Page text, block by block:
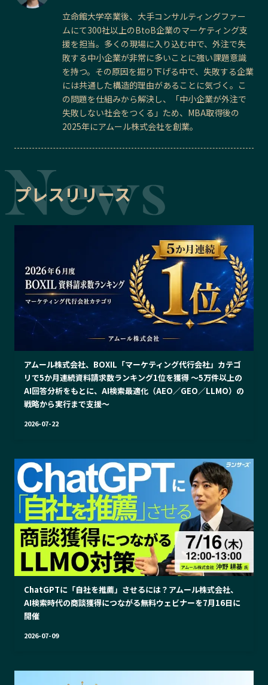
立命館大学卒業後、大手コンサルティングファー
ムにて300社以上のBtoB企業のマーケティング支
援を担当。多くの現場に入り込む中で、外注で失
敗する中小企業が非常に多いことに強い課題意識
を持つ。その原因を掘り下げる中で、失敗する企業
には共通した構造的理由があることに気づく。こ
の問題を仕組みから解決し、「中小企業が外注で
失敗しない社会をつくる」ため、MBA取得後の
2025年にアムール株式会社を創業。
プレスリリース
アムール株式会社、BOXIL「マーケティング代行会社」カテゴ
リで5か月連続資料請求数ランキング1位を獲得 ～5万件以上の
AI回答分析をもとに、AI検索最適化（AEO／GEO／LLMO）の
戦略から実行まで支援～
2026-07-22
ChatGPTに「自社を推薦」させるには？アムール株式会社、
AI検索時代の商談獲得につながる無料ウェビナーを7月16日に
開催
2026-07-09